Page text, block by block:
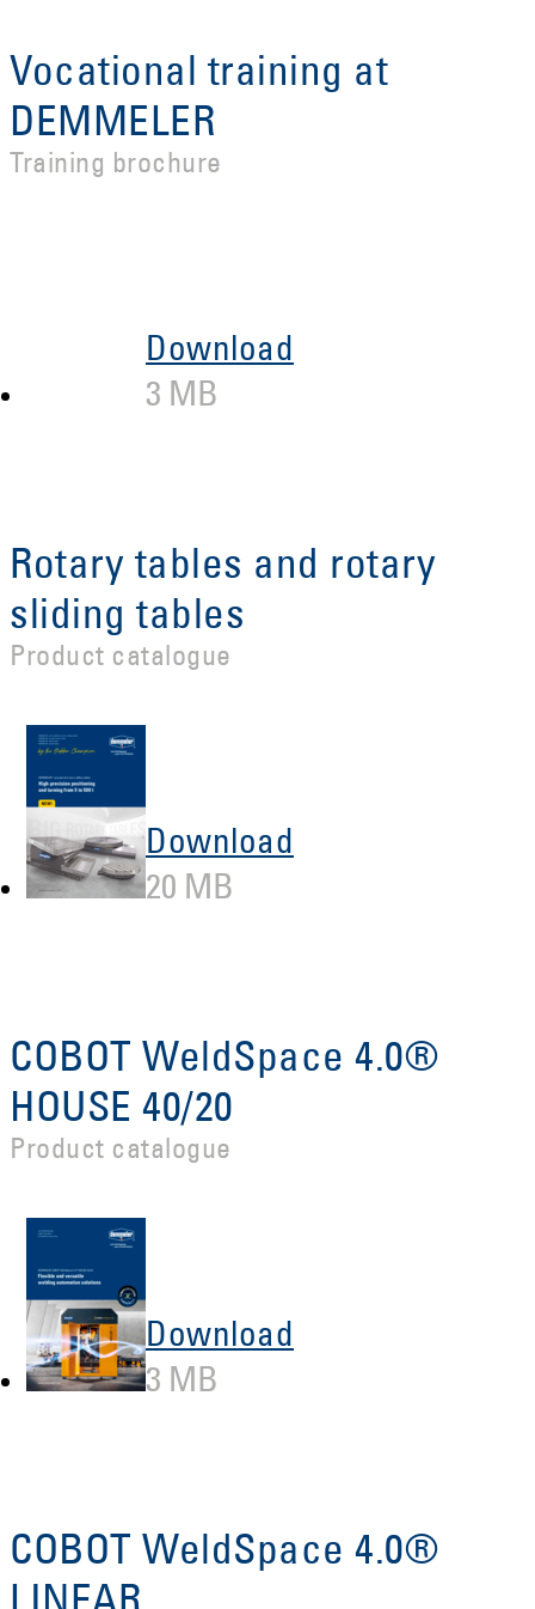
Vocational training at
DEMMELER
Training brochure
Download
3 MB
Rotary tables and rotary
sliding tables
Product catalogue
Download
20 MB
COBOT WeldSpace 4.0®
HOUSE 40/20
Product catalogue
Download
3 MB
COBOT WeldSpace 4.0®